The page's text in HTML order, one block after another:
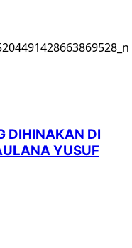
DIHINAKAN DI
YUSUF